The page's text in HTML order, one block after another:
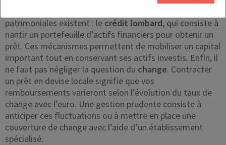
patrimoniales existent : le crédit lombard, qui consiste à
nantir un portefeuille d’actifs financiers pour obtenir un
prêt. Ces mécanismes permettent de mobiliser un capital
important tout en conservant ses actifs investis. Enfin, il
ne faut pas négliger la question du change. Contracter
un prêt en devise locale signifie que vos
remboursements varieront selon l’évolution du taux de
change avec l’euro. Une gestion prudente consiste à
anticiper ces fluctuations ou à mettre en place une
couverture de change avec l’aide d’un établissement
spécialisé.